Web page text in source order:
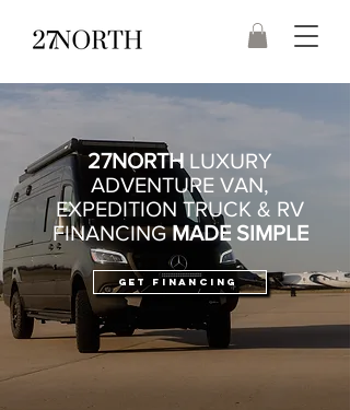
27NORTH LUXURY
ADVENTURE VAN,
EXPEDITION TRUCK & RV
FINANCINGMADE SIMPLE
GET FINANCING